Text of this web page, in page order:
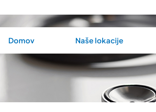
Domov Naše lokacije